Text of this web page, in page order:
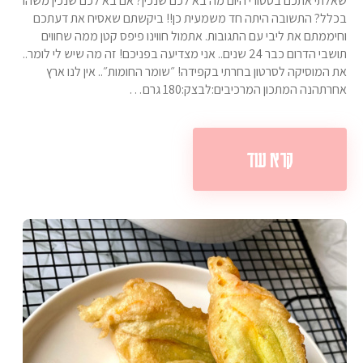
בכלל? התשובה היתה חד משמעית כן!! ביקשתם שאסיח את דעתכם
וחיממתם את ליבי עם התגובות. אתמול חווינו פיפס קטן ממה שחווים
תושבי הדרום כבר 24 שנים.. אני מצדיעה בפניכם! זה מה שיש לי לומר..
את המוסיקה לסרטון בחרתי בקפידה! ״שומר החומות״.. אין לנו ארץ
אחרתהנה המתכון המרכיבים:לבצק:180 גרם…
קרא עוד